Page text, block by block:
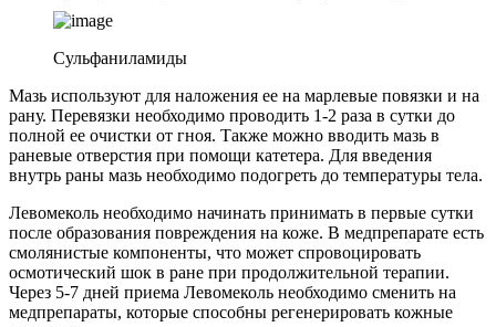
Сульфаниламиды
Мазь используют для наложения ее на марлевые повязки и на
рану. Перевязки необходимо проводить 1-2 раза в сутки до
полной ее очистки от гноя. Также можно вводить мазь в
раневые отверстия при помощи катетера. Для введения
внутрь раны мазь необходимо подогреть до температуры тела.
Левомеколь необходимо начинать принимать в первые сутки
после образования повреждения на коже. В медпрепарате есть
смолянистые компоненты, что может спровоцировать
осмотический шок в ране при продолжительной терапии.
Через 5-7 дней приема Левомеколь необходимо сменить на
медпрепараты, которые способны регенерировать кожные